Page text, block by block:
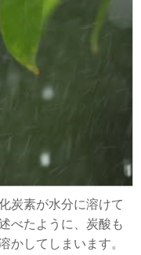
炭素が水分に溶けて
べたように、炭酸も
かしてしまいます。